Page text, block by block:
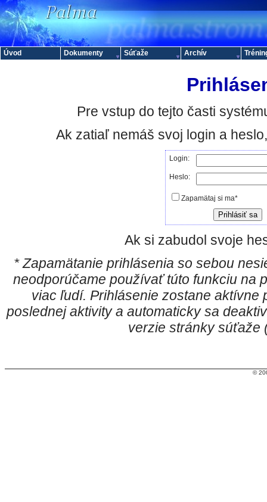
Pre vstup do tejto časti
Ak zatiaľ nemáš svoj login a
Login:
Heslo:
Zapamätaj si ma*
Ak si zabudol svoje
* Zapamätanie prihlásenia so sebou
neodporúčame používať túto funkciu na
viac ľudí. Prihlásenie zostane aktívne
poslednej aktivity a automaticky sa
verzie stránky súťaže
©
Úvod Dokumenty Súťaže Archív